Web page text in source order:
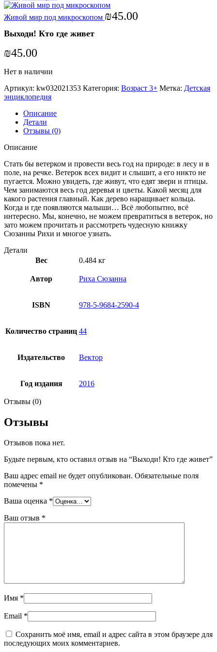
Живой мир под микроскопом ₪45.00
Выходи! Кто где живет
₪45.00
Нет в наличии
Артикул: kw032021353 Категория: Возраст 3+ Метка: Детская
энциклопедия
Описание
Детали
Отзывы (0)
Описание
Стать бы ветерком и провести весь год на природе: в лесу и в
поле, на речке. Ветерок всех видит и слышит, а его никто не
пугается. Можно увидеть, где живут, что едят звери и птицы.
Чем занимаются весь год деревья и цветы. Какой месяц для
какого растения главный. Как дерево наращивает кольца.
Когда и где появляются малыши… Всё любопытно, всё
интересно. Мы, конечно, не можем превратиться в ветерок, но
зато можем прочитать и рассмотреть чудесную книжку
Сюзанны Рихи и многое узнать.
Детали
Вес
0.484 кг
Автор Риха Сюзанна
ISBN 978-5-9684-2590-4
Количество страниц 44
Издательство Вектор
Год издания 2016
Отзывы (0)
Отзывы
Отзывов пока нет.
Будьте первым, кто оставил отзыв на “Выходи! Кто где живет”
Ваш адрес email не будет опубликован. Обязательные поля
помечены *
Ваша оценка *
Ваш отзыв *
Имя *
Email *
Сохранить моё имя, email и адрес сайта в этом браузере для
последующих моих комментариев.